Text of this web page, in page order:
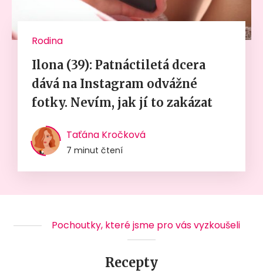
Rodina
Ilona (39): Patnáctiletá dcera
dává na Instagram odvážné
fotky. Nevím, jak jí to zakázat
Taťána Kročková
7 minut čtení
Pochoutky, které jsme pro vás vyzkoušeli
Recepty